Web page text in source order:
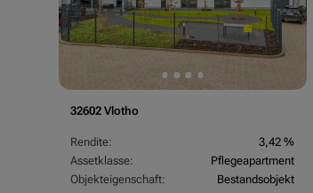
32602 Vlotho
Rendite:
3,42 %
Assetklasse:
Pflegeapartment
Objekteigenschaft:
Bestandsobjekt